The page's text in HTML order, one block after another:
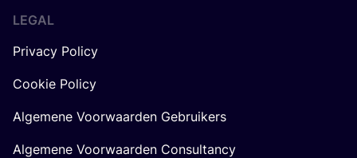
LEGAL
Privacy Policy
Cookie Policy
Algemene Voorwaarden Gebruikers
Algemene Voorwaarden Consultancy